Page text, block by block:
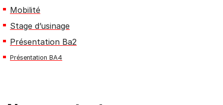
Mobilité
Stage d’usinage
Présentation Ba2
Présentation BA4